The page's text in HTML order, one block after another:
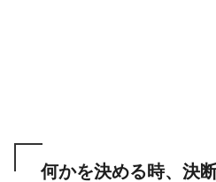
何かを決める時、決